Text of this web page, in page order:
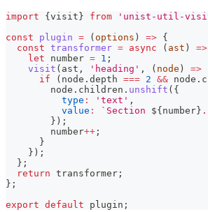
import { visit } from 'unist-util-
const
plugin = ( options ) => {
const transformer = async ( ast ) =>
let number = 1 ;
visit ( ast , 'heading' , ( node ) =>
if
( node . depth === 2 && node .
        node
. children . unshift ( {
type : 'text' ,
value : ` Section ${ number } .
} ) ;
        number
++ ;
}
} ) ;
} ;
return transformer ;
} ;
export default plugin ;